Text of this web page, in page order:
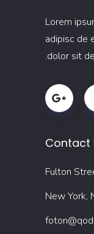
Lorem
adipisc de
dolor sit
Contact
New York,